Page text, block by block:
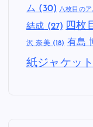
ム (30) 八枚目のア
結成 (27) 四枚
沢 奈美(18) 有島
紙ジャケット